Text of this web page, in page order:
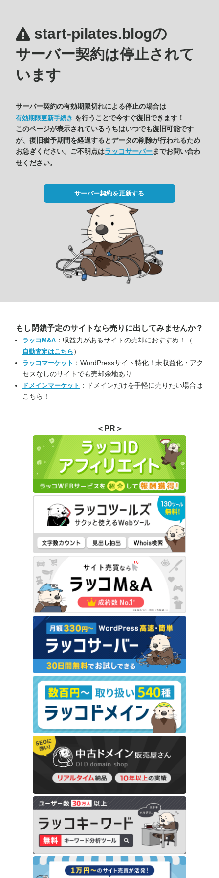
start-pilates.blogの
サーバー契約は停止されて
います
サーバー契約の有効期限切れによる停止の場合は
有効期限更新手続き を行うことで今すぐ復旧できます！
このページが表示されているうちはいつでも復旧可能です
が、復旧猶予期間を経過するとデータの削除が行われるため
お急ぎください。ご不明点はラッコサーバーまでお問い合わ
せください。
サーバー契約を更新する
もし閉鎖予定のサイトなら売りに出してみませんか？
ラッコM&A ：収益力があるサイトの売却におすすめ！（
自動査定はこちら ）
ラッコマーケット ：WordPressサイト特化！未収益化・アク
セスなしのサイトでも売却余地あり
ドメインマーケット ：ドメインだけを手軽に売りたい場合は
こちら！
＜PR＞